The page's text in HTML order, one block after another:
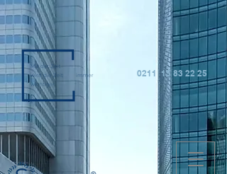
0211 15 83 22 25